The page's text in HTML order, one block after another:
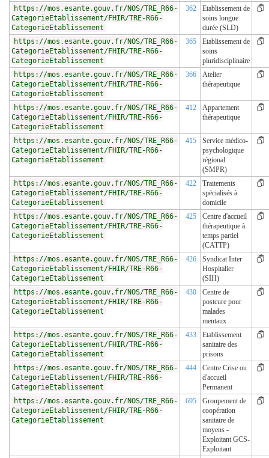
https://mos.esante.gouv.fr/NOS/TRE_R66-
CategorieEtablissement/FHIR/TRE-R66-
CategorieEtablissement
362
Etablissement de
soins longue
durée (SLD)
https://mos.esante.gouv.fr/NOS/TRE_R66-
CategorieEtablissement/FHIR/TRE-R66-
CategorieEtablissement
365
Etablissement de
soins
pluridisciplinaire
https://mos.esante.gouv.fr/NOS/TRE_R66-
CategorieEtablissement/FHIR/TRE-R66-
CategorieEtablissement
366
Atelier
thérapeutique
https://mos.esante.gouv.fr/NOS/TRE_R66-
CategorieEtablissement/FHIR/TRE-R66-
CategorieEtablissement
412
Appartement
thérapeutique
https://mos.esante.gouv.fr/NOS/TRE_R66-
CategorieEtablissement/FHIR/TRE-R66-
CategorieEtablissement
415
Service médico-
psychologique
régional
(SMPR)
https://mos.esante.gouv.fr/NOS/TRE_R66-
CategorieEtablissement/FHIR/TRE-R66-
CategorieEtablissement
422
Traitements
spécialisés à
domicile
https://mos.esante.gouv.fr/NOS/TRE_R66-
CategorieEtablissement/FHIR/TRE-R66-
CategorieEtablissement
425
Centre d'accueil
thérapeutique à
temps partiel
(CATTP)
https://mos.esante.gouv.fr/NOS/TRE_R66-
CategorieEtablissement/FHIR/TRE-R66-
CategorieEtablissement
426
Syndicat Inter
Hospitalier
(SIH)
https://mos.esante.gouv.fr/NOS/TRE_R66-
CategorieEtablissement/FHIR/TRE-R66-
CategorieEtablissement
430
Centre de
postcure pour
malades
mentaux
https://mos.esante.gouv.fr/NOS/TRE_R66-
CategorieEtablissement/FHIR/TRE-R66-
CategorieEtablissement
433
Etablissement
sanitaire des
prisons
https://mos.esante.gouv.fr/NOS/TRE_R66-
CategorieEtablissement/FHIR/TRE-R66-
CategorieEtablissement
444
Centre Crise ou
d'accueil
Permanent
https://mos.esante.gouv.fr/NOS/TRE_R66-
CategorieEtablissement/FHIR/TRE-R66-
CategorieEtablissement
695
Groupement de
coopération
sanitaire de
moyens -
Exploitant GCS-
Exploitant